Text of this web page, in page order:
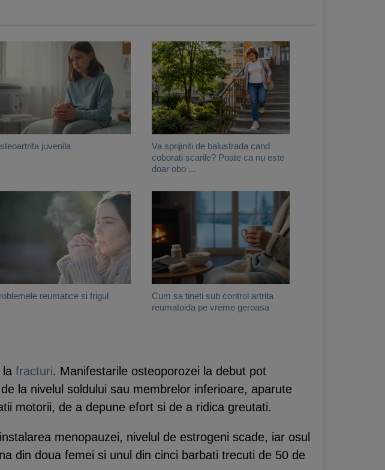
juvenila
Va sprijiniti de balustrada cand
coborati scarile? Poate ca nu este
doar obo ...
reumatice si frigul
Cum sa tineti sub control artrita
reumatoida pe vreme geroasa
la fracturi. Manifestarile osteoporozei la debut pot
la nivelul soldului sau membrelor inferioare, aparute
motorii, de a depune efort si de a ridica greutati.
menopauzei, nivelul de estrogeni scade, iar osul
din doua femei si unul din cinci barbati trecuti de 50 de